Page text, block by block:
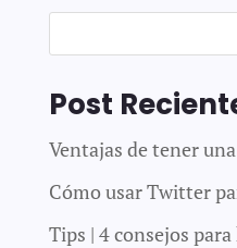
Post
Ventajas de tener
Cómo usar Twitter
Tips | 4 consejos